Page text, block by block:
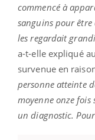
commencé à
sanguins pour être
les regardait
a-t-elle expliqué au
survenue en
personne atteinte
moyenne onze
un diagnostic.